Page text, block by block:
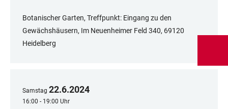
Botanischer Garten, Treffpunkt: Eingang zu den
Gewächshäusern, Im Neuenheimer Feld 340, 69120
Heidelberg
Samstag 22.6.2024
16:00 - 19:00 Uhr